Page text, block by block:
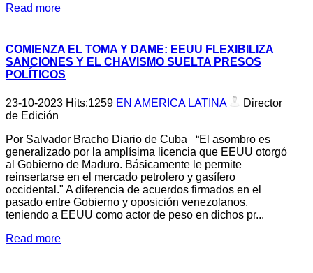
Read more
COMIENZA EL TOMA Y DAME: EEUU FLEXIBILIZA
SANCIONES Y EL CHAVISMO SUELTA PRESOS
POLÍTICOS
23-10-2023 Hits:1259 EN AMERICA LATINA
Director
de Edición
Por Salvador Bracho Diario de Cuba “El asombro es
generalizado por la amplísima licencia que EEUU otorgó
al Gobierno de Maduro. Básicamente le permite
reinsertarse en el mercado petrolero y gasífero
occidental." A diferencia de acuerdos firmados en el
pasado entre Gobierno y oposición venezolanos,
teniendo a EEUU como actor de peso en dichos pr...
Read more